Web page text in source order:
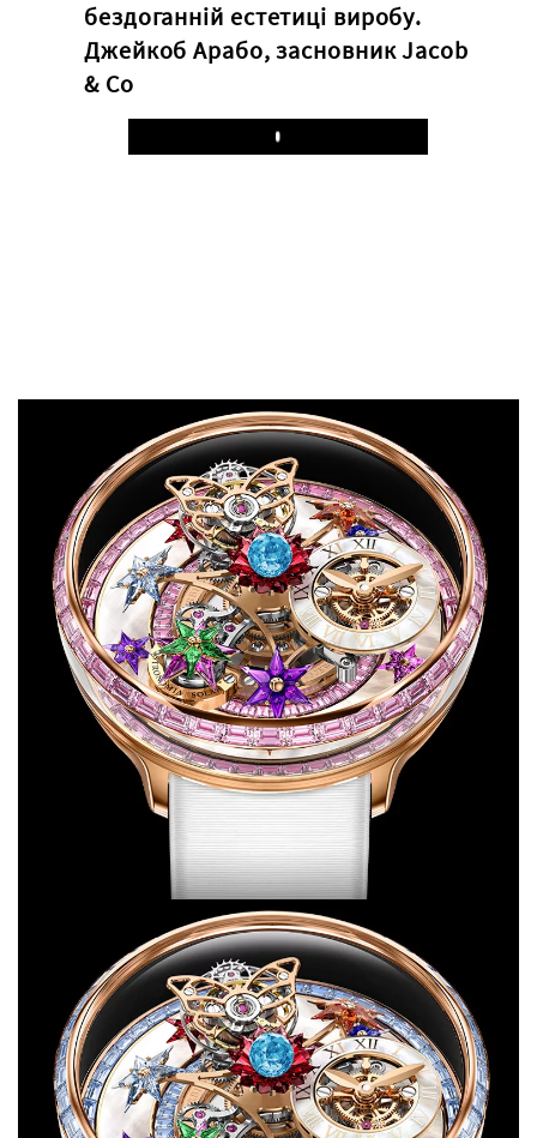
бездоганній естетиці виробу.
Джейкоб Арабо, засновник Jacob
& Co
Play